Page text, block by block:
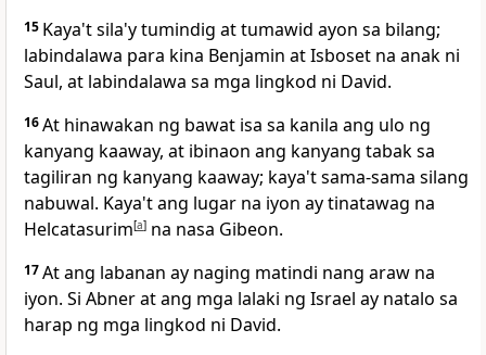
15 Kaya't sila'y tumindig at tumawid ayon sa bilang;
labindalawa para kina Benjamin at Isboset na anak ni
Saul, at labindalawa sa mga lingkod ni David.
16At hinawakan ng bawat isa sa kanila ang ulo ng
kanyang kaaway, at ibinaon ang kanyang tabak sa
tagiliran ng kanyang kaaway; kaya't sama-sama silang
nabuwal. Kaya't ang lugar na iyon ay tinatawag na
Helcatasurim[a] na nasa Gibeon.
17At ang labanan ay naging matindi nang araw na
iyon. Si Abner at ang mga lalaki ng Israel ay natalo sa
harap ng mga lingkod ni David.